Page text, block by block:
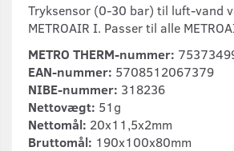
Tryksensor (0-30 bar) til luft-vand
METROAIR I. Passer til alle
METRO THERM-nummer:
EAN-nummer: 5708512067379
NIBE-nummer: 318236
Nettovægt: 51g
Nettomål: 20x11,5x2mm
Bruttomål: 190x100x80mm